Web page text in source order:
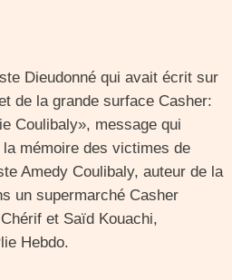
Dieudonné qui avait écrit sur
de la grande surface Casher:
Coulibaly», message qui
mémoire des victimes de
Amedy Coulibaly, auteur de la
un supermarché Casher
et Saïd Kouachi,
Hebdo.